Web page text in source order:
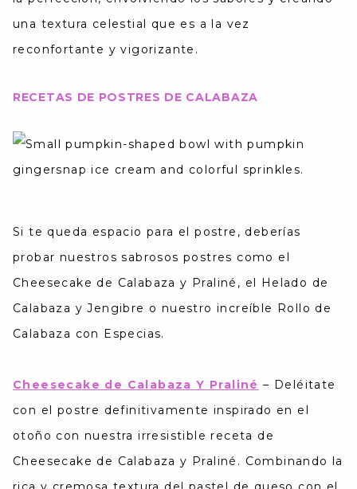
una textura celestial que es a la vez
reconfortante y vigorizante.
RECETAS DE POSTRES DE CALABAZA
Si te queda espacio para el postre, deberías
probar nuestros sabrosos postres como el
Cheesecake de Calabaza y Praliné, el Helado de
Calabaza y Jengibre o nuestro increíble Rollo de
Calabaza con Especias.
Cheesecake de Calabaza Y Praliné – Deléitate
con el postre definitivamente inspirado en el
otoño con nuestra irresistible receta de
Cheesecake de Calabaza y Praliné. Combinando la